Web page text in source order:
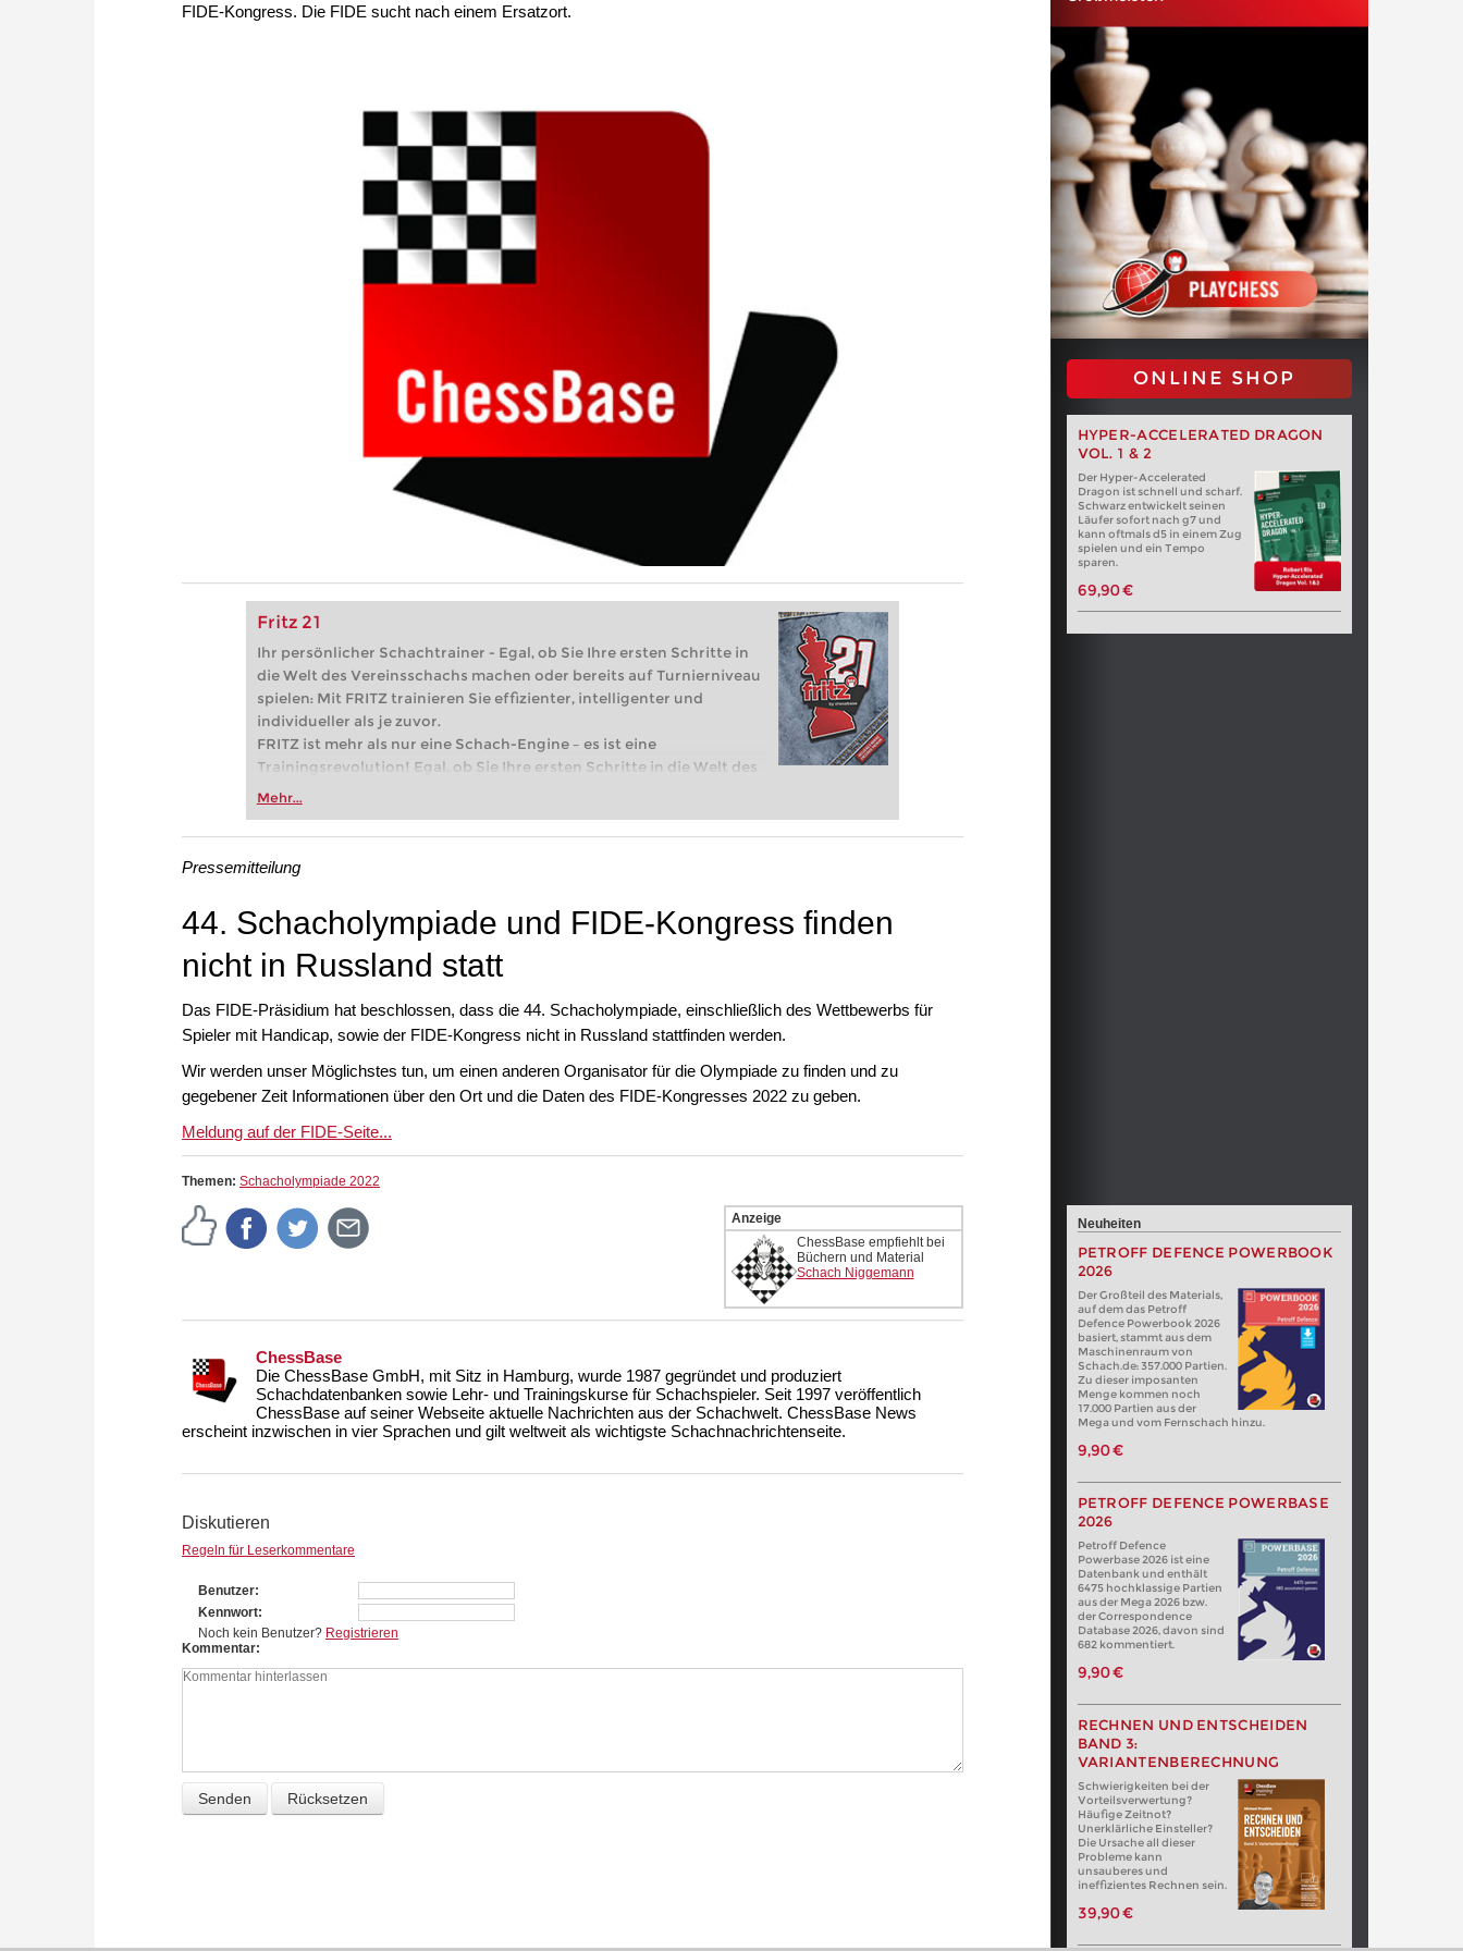
FIDE-Kongress. Die FIDE sucht nach einem Ersatzort.
Fritz 21
Ihr persönlicher Schachtrainer - Egal, ob Sie Ihre ersten Schritte in
die Welt des Vereinsschachs machen oder bereits auf Turnierniveau
spielen: Mit FRITZ trainieren Sie effizienter, intelligenter und
individueller als je zuvor.
FRITZ ist mehr als nur eine Schach-Engine – es ist eine
Trainingsrevolution! Egal, ob Sie Ihre ersten Schritte in die Welt des
Vereinsschachs machen oder bereits auf Turnierniveau spielen: Mit
zuvor.
Mehr...
ONLINE SHOP
HYPER-ACCELERATED DRAGON
VOL. 1 & 2
Der Hyper-Accelerated
Dragon ist schnell und scharf.
Schwarz entwickelt seinen
Läufer sofort nach g7 und
kann oftmals d5 in einem Zug
spielen und ein Tempo
sparen.
69,90 €
Pressemitteilung
44. Schacholympiade und FIDE-Kongress finden
nicht in Russland statt
Das FIDE-Präsidium hat beschlossen, dass die 44. Schacholympiade, einschließlich des Wettbewerbs für
Spieler mit Handicap, sowie der FIDE-Kongress nicht in Russland stattfinden werden.
Wir werden unser Möglichstes tun, um einen anderen Organisator für die Olympiade zu finden und zu
gegebener Zeit Informationen über den Ort und die Daten des FIDE-Kongresses 2022 zu geben.
Meldung auf der FIDE-Seite...
Themen: Schacholympiade 2022
Anzeige
ChessBase empfiehlt bei
Büchern und Material
Schach Niggemann
ChessBase
Die ChessBase GmbH, mit Sitz in Hamburg, wurde 1987 gegründet und produziert
Schachdatenbanken sowie Lehr- und Trainingskurse für Schachspieler. Seit 1997 veröffentlich
ChessBase auf seiner Webseite aktuelle Nachrichten aus der Schachwelt. ChessBase News
erscheint inzwischen in vier Sprachen und gilt weltweit als wichtigste Schachnachrichtenseite.
Diskutieren
Regeln für Leserkommentare
Benutzer
Kennwort
Noch kein Benutzer? Registrieren
Kommentar
Neuheiten
PETROFF DEFENCE POWERBOOK
2026
Der Großteil des Materials,
auf dem das Petroff
Defence Powerbook 2026
basiert, stammt aus dem
Maschinenraum von
Schach.de: 357.000 Partien.
Zu dieser imposanten
Menge kommen noch
17.000 Partien aus der
Mega und vom Fernschach hinzu.
9,90 €
PETROFF DEFENCE POWERBASE
2026
Petroff Defence
Powerbase 2026 ist eine
Datenbank und enthält
6475 hochklassige Partien
aus der Mega 2026 bzw.
der Correspondence
Database 2026, davon sind
682 kommentiert.
9,90 €
RECHNEN UND ENTSCHEIDEN
BAND 3:
VARIANTENBERECHNUNG
Schwierigkeiten bei der
Vorteilsverwertung?
Häufige Zeitnot?
Unerklärliche Einsteller?
Die Ursache all dieser
Probleme kann
unsauberes und
ineffizientes Rechnen sein.
39,90 €